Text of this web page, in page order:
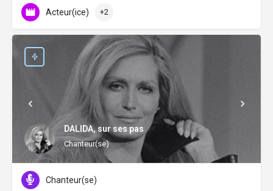
Acteur(ice) +2
DALIDA, sur ses pas
Chanteur(se)
Chanteur(se)